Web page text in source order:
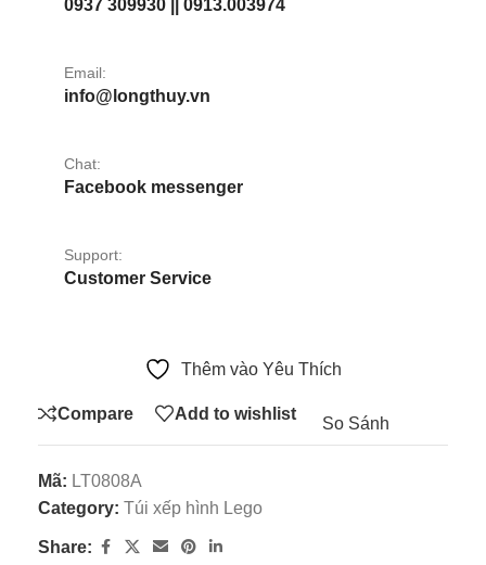
0937 309930 || 0913.003974
Email:
info@longthuy.vn
Chat:
Facebook messenger
Support:
Customer Service
Thêm vào Yêu Thích
Compare Add to wishlist
So Sánh
Mã: LT0808A
Category: Túi xếp hình Lego
Share: